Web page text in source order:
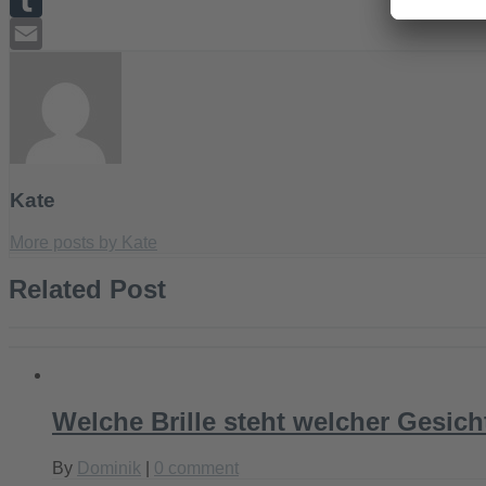
Tumblr
Kate
More posts by Kate
Related Post
Welche Brille steht welcher
By Dominik 0 comment